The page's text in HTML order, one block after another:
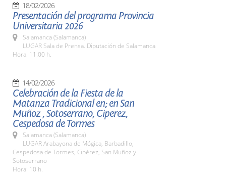
18/02/2026
Presentación del programa Provincia
Universitaria 2026
Salamanca (Salamanca)
LUGAR Sala de Prensa. Diputación de Salamanca
Hora: 11:00 h.
14/02/2026
Celebración de la Fiesta de la
Matanza Tradicional en; en San
Muñoz , Sotoserrano, Ciperez,
Cespedosa de Tormes
Salamanca (Salamanca)
LUGAR Arabayona de Mógica, Barbadillo,
Cespedosa de Tormes, Cipérez, San Muñoz y
Sotoserrano
Hora: 10 h.